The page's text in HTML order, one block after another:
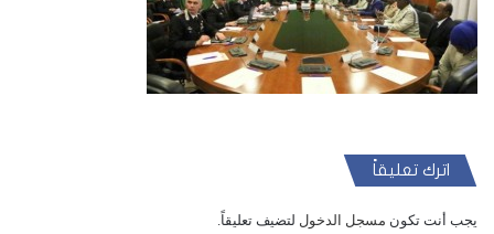
اترك تعليقاً
يجب أنت تكون مسجل الدخول لتضيف تعليقاً.